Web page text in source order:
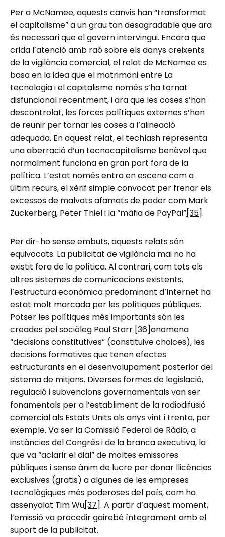
Per a McNamee, aquests canvis han “transformat
el capitalisme” a un grau tan desagradable que ara
és necessari que el govern intervingui. Encara que
crida l’atenció amb raó sobre els danys creixents
de la vigilància comercial, el relat de McNamee es
basa en la idea que el matrimoni entre La
tecnologia i el capitalisme només s’ha tornat
disfuncional recentment, i ara que les coses s’han
descontrolat, les forces polítiques externes s’han
de reunir per tornar les coses a l’alineació
adequada. En aquest relat, el techlash representa
una aberració d’un tecnocapitalisme benèvol que
normalment funciona en gran part fora de la
política. L’estat només entra en escena com a
últim recurs, el xèrif simple convocat per frenar els
excessos de malvats afamats de poder com Mark
Zuckerberg, Peter Thiel i la “màfia de PayPal”[35].
Per dir-ho sense embuts, aquests relats són
equivocats. La publicitat de vigilància mai no ha
existit fora de la política. Al contrari, com tots els
altres sistemes de comunicacions existents,
l’estructura econòmica predominant d’Internet ha
estat molt marcada per les polítiques públiques.
Potser les polítiques més importants són les
creades pel sociòleg Paul Starr [36]anomena
“decisions constitutives” (constituive choices), les
decisions formatives que tenen efectes
estructurants en el desenvolupament posterior del
sistema de mitjans. Diverses formes de legislació,
regulació i subvencions governamentals van ser
fonamentals per a l’establiment de la radiodifusió
comercial als Estats Units als anys vint i trenta, per
exemple. Va ser la Comissió Federal de Ràdio, a
instàncies del Congrés i de la branca executiva, la
que va “aclarir el dial” de moltes emissores
públiques i sense ànim de lucre per donar llicències
exclusives (gratis) a algunes de les empreses
tecnològiques més poderoses del país, com ha
assenyalat Tim Wu[37]. A partir d’aquest moment,
l’emissió va procedir gairebé íntegrament amb el
suport de la publicitat.